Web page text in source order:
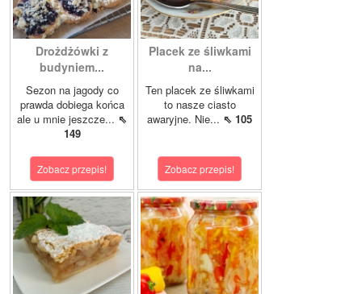
Drożdżówki z
budyniem...
Sezon na jagody co
prawda dobiega końca
ale u mnie jeszcze... ⇖
149
Zobacz przepis!
Placek ze śliwkami
na...
Ten placek ze śliwkami
to nasze ciasto
awaryjne. Nie... ⇖ 105
Zobacz przepis!